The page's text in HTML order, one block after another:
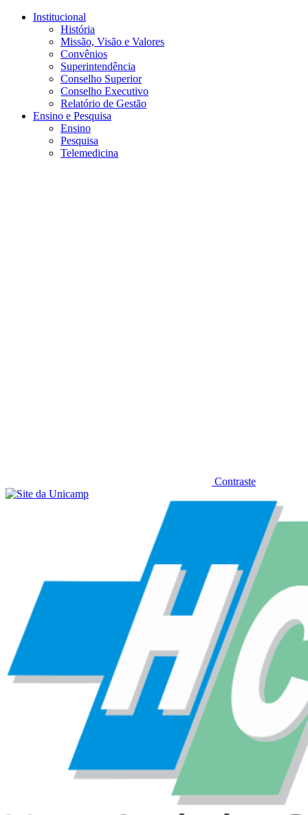
Conteúdo principal
Institucional
História
Missão, Visão e Valores
Convênios
Superintendência
Conselho Superior
Conselho Executivo
Relatório de Gestão
Ensino e Pesquisa
Ensino
Pesquisa
Telemedicina
Contraste